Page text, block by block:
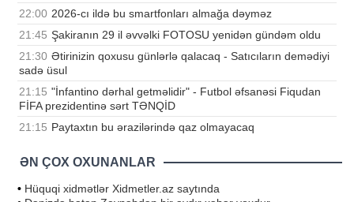
22:00 2026-cı ildə bu smartfonları almağa dəyməz
21:45 Şakiranın 29 il əvvəlki FOTOSU yenidən gündəm oldu
21:30 Ətirinizin qoxusu günlərlə qalacaq - Satıcıların demədiyi
sadə üsul
21:15 "İnfantino dərhal getməlidir" - Futbol əfsanəsi Fiqudan
FİFA prezidentinə sərt TƏNQİD
21:15 Paytaxtın bu ərazilərində qaz olmayacaq
ƏN ÇOX OXUNANLAR
• Hüquqi xidmətlər Xidmetler.az saytında